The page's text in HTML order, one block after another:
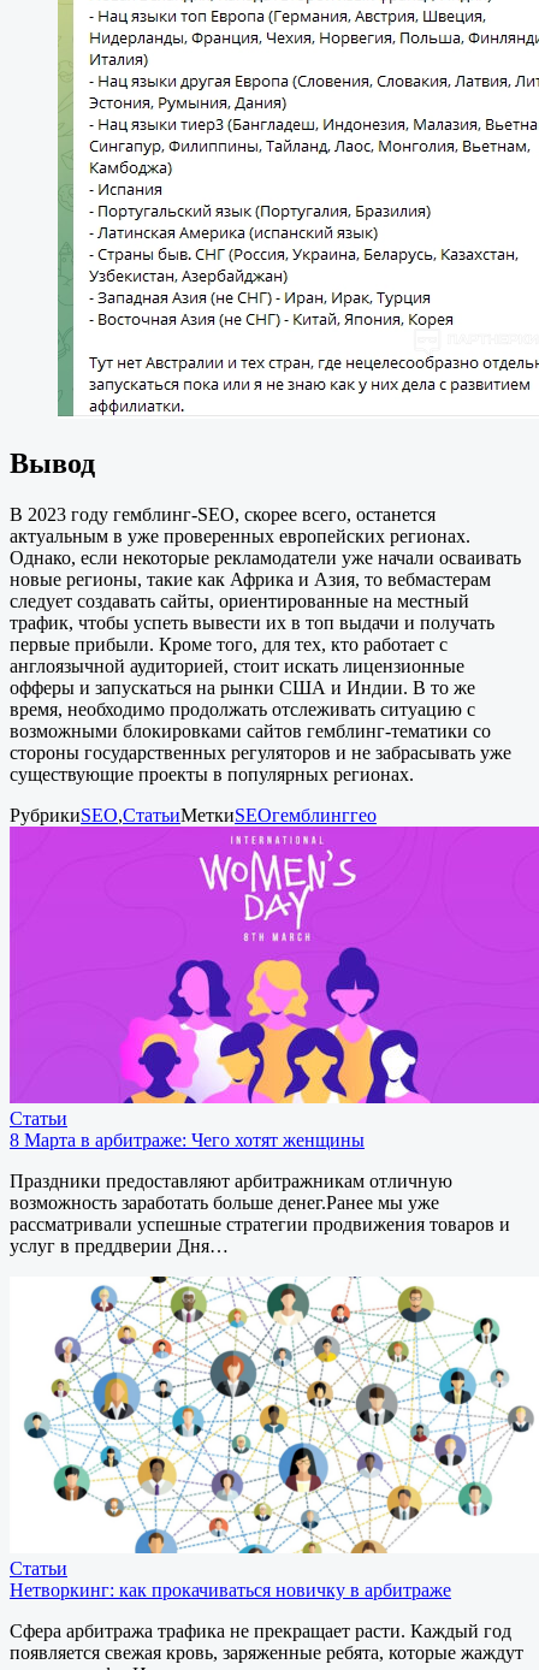
Вывод
В 2023 году гемблинг-SEO, скорее всего, останется
актуальным в уже проверенных европейских регионах.
Однако, если некоторые рекламодатели уже начали осваивать
новые регионы, такие как Африка и Азия, то вебмастерам
следует создавать сайты, ориентированные на местный
трафик, чтобы успеть вывести их в топ выдачи и получать
первые прибыли. Кроме того, для тех, кто работает с
англоязычной аудиторией, стоит искать лицензионные
офферы и запускаться на рынки США и Индии. В то же
время, необходимо продолжать отслеживать ситуацию с
возможными блокировками сайтов гемблинг-тематики со
стороны государственных регуляторов и не забрасывать уже
существующие проекты в популярных регионах.
РубрикиSEO,СтатьиМеткиSEOгемблинггео
Статьи
8 Марта в арбитраже: Чего хотят женщины
Праздники предоставляют арбитражникам отличную
возможность заработать больше денег.Ранее мы уже
рассматривали успешные стратегии продвижения товаров и
услуг в преддверии Дня…
Статьи
Нетворкинг: как прокачиваться новичку в арбитраже
Сфера арбитража трафика не прекращает расти. Каждый год
появляется свежая кровь, заряженные ребята, которые жаждут